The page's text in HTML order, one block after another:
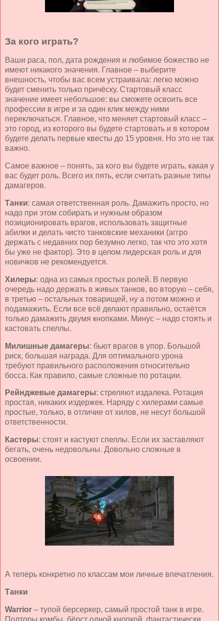
За кого играть?
Ваши раса, пол, дата рождения и любимое божество не
имеют никакого значения. Главное – выберите
внешность, чтобы вас всем устраивала: легко можно
будет сменить только причёску. Стартовый класс
значение имеет небольшое: вы сможете освоить все
профессии в игре и за один клик между ними
переключаться. Главное, что меняет стартовый класс –
это город, из которого вы будете стартовать и в котором
будете делать первые квесты до 15 уровня. Но это не так
важно.
Самое важное – понять, за кого вы будете играть, какая у
вас будет роль. Всего их пять, если считать разные типы
дамагеров.
Танки: самая ответственная роль. Дамажить просто, но
надо при этом собирать и нужным образом
позиционировать врагов, использовать защитные
абилки и делать чисто танковские механики (аггро
держать с недавних пор безумно легко, так что это хотя
бы уже не фактор). Это в целом лидерская роль и для
новичков не рекомендуется.
Хилеры: одна из самых простых ролей. В первую
очередь надо держать в живых танков, во вторую – себя,
в третью – остальных товарищей, ну а потом можно и
подамажить. Если все всё делают правильно, остаётся
только дамажить двумя кнопками. Минус – надо стоять и
кастовать спеллы.
Милишные дамагеры: бьют врагов в упор. Большой
риск, большая награда. Для оптимального урона
требуют правильного расположения относительно
босса. Как правило, самые сложные по ротации.
Рейнджевые дамагеры: стреляют издалека. Ротация
простая, никаких издержек. Наряду с хилерами самые
простые, только, в отличие от хилов, не несут большой
ответственности.
Кастеры: стоят и кастуют спеллы. Если их заставляют
бегать, очень недовольны. Довольно сложные в
освоении.
А теперь конкретно по классам мои личные впечатления.
Танки
Warrior – тупой берсеркер, самый простой танк в игре.
Полторы комбы, бёрст одной кнопкой, фантастически